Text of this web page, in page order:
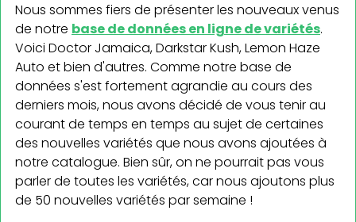
Nous sommes fiers de présenter les nouveaux venus
de notre base de données en ligne de variétés.
Voici Doctor Jamaica, Darkstar Kush, Lemon Haze
Auto et bien d'autres. Comme notre base de
données s'est fortement agrandie au cours des
derniers mois, nous avons décidé de vous tenir au
courant de temps en temps au sujet de certaines
des nouvelles variétés que nous avons ajoutées à
notre catalogue. Bien sûr, on ne pourrait pas vous
parler de toutes les variétés, car nous ajoutons plus
de 50 nouvelles variétés par semaine !